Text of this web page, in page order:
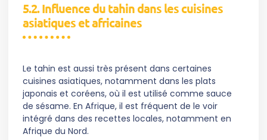
5.2. Influence du tahin dans les cuisines
asiatiques et africaines
Le tahin est aussi très présent dans certaines
cuisines asiatiques, notamment dans les plats
japonais et coréens, où il est utilisé comme sauce
de sésame. En Afrique, il est fréquent de le voir
intégré dans des recettes locales, notamment en
Afrique du Nord.